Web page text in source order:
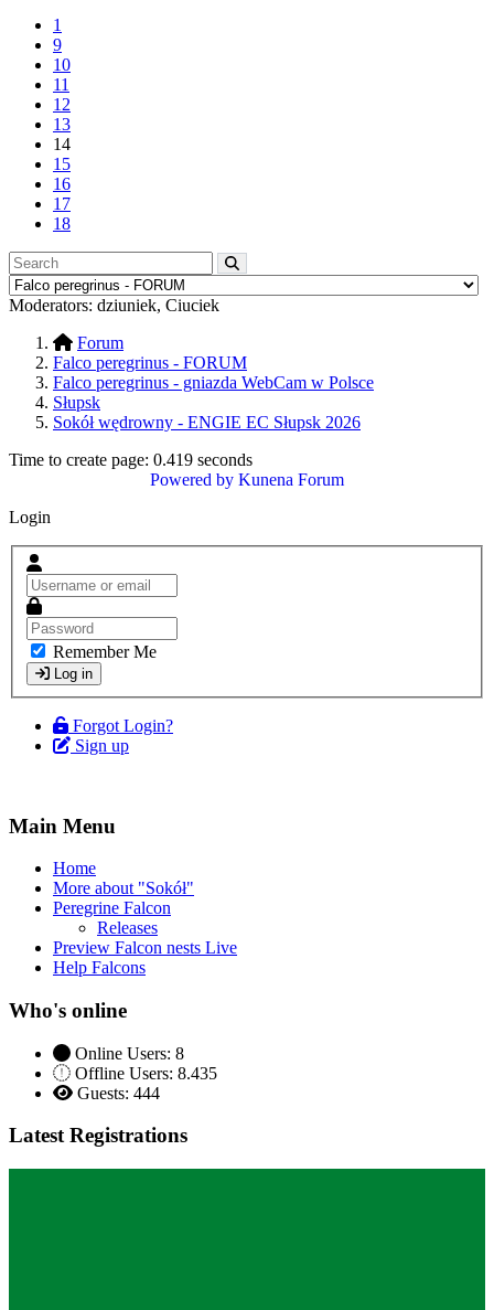
1
9
10
11
12
13
14
15
16
17
18
Moderators: dziuniek, Ciuciek
Forum
Falco peregrinus - FORUM
Falco peregrinus - gniazda WebCam w Polsce
Słupsk
Sokół wędrowny - ENGIE EC Słupsk 2026
Time to create page: 0.419 seconds
Powered by Kunena Forum
Login
Remember Me
Log in
Forgot Login?
Sign up
Main Menu
Home
More about "Sokół"
Peregrine Falcon
Releases
Preview Falcon nests Live
Help Falcons
Who's online
Online Users: 8
Offline Users: 8.435
Guests: 444
Latest Registrations